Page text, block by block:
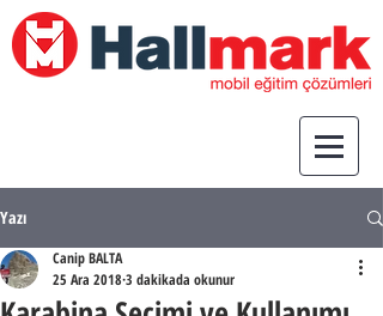
Yazı
Canip BALTA
25 Ara 2018 3 dakikada okunur